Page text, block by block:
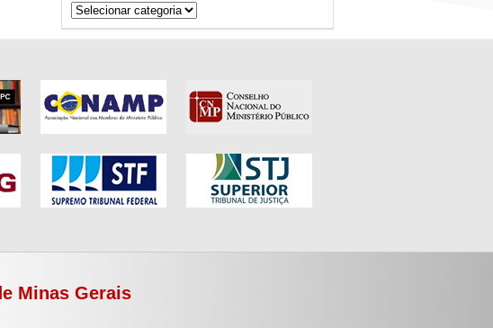
Filtro
Categoria
Minas Gerais